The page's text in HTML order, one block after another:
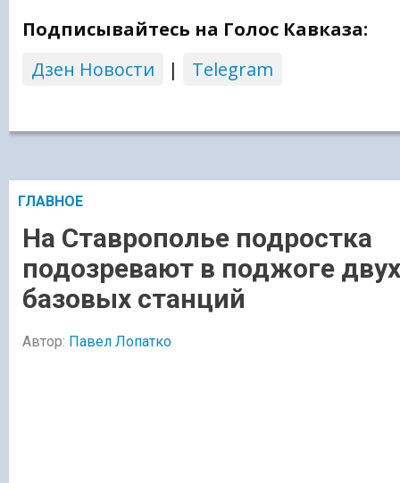
Подписывайтесь на Голос Кавказа:
Дзен Новости
| Telegram
ГЛАВНОЕ
На Ставрополье подростка
подозревают в поджоге двух
базовых станций
Автор: Павел Лопатко